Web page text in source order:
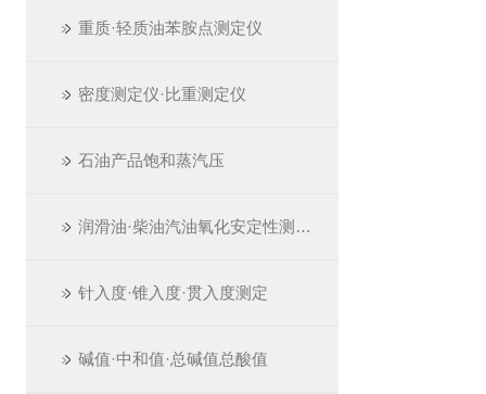
重质·轻质油苯胺点测定仪
密度测定仪·比重测定仪
石油产品饱和蒸汽压
润滑油·柴油汽油氧化安定性测定仪
针入度·锥入度·贯入度测定
碱值·中和值·总碱值总酸值